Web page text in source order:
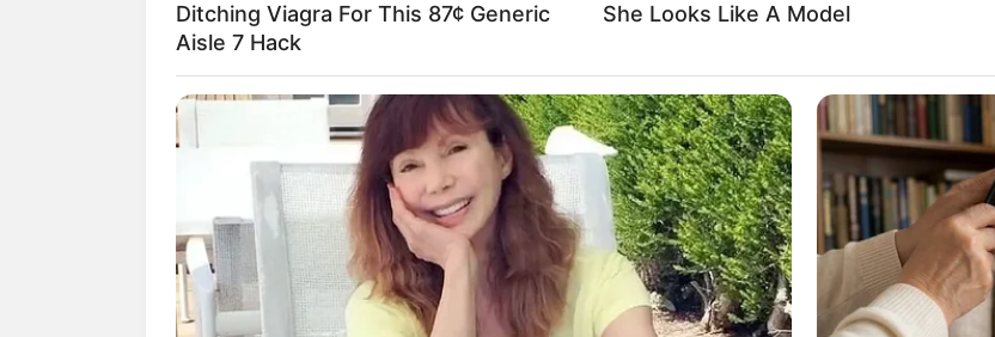
Ditching Viagra For This 87¢ Generic
Aisle 7 Hack
She Looks Like A Model